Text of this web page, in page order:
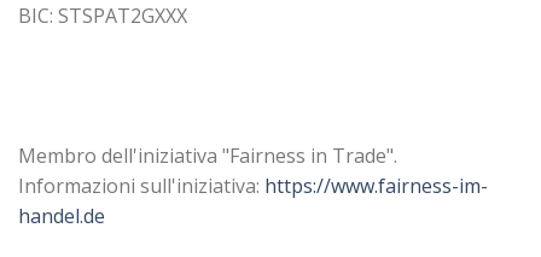
BIC: STSPAT2GXXX
Membro dell'iniziativa "Fairness in Trade".
Informazioni sull'iniziativa: https://www.fairness-im-
handel.de